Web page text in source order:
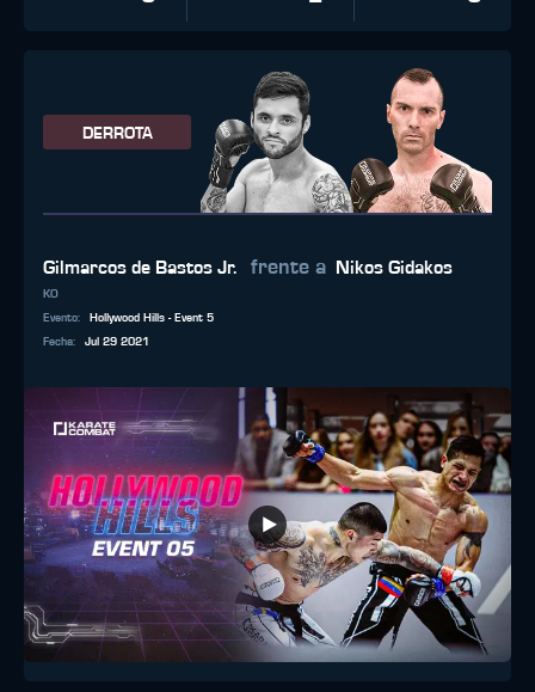
DERROTA
Gilmarcos de Bastos Jr. frente a Nikos Gidakos
KO
Evento:
Hollywood Hills - Event 5
Fecha: Jul 29 2021